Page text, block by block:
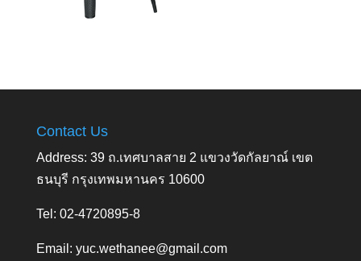
Contact Us
Address: 39 ถ.เทศบาลสาย 2 แขวงวัดกัลยาณ์ เขต
ธนบุรี กรุงเทพมหานคร 10600
Tel: 02-4720895-8
Email: yuc.wethanee@gmail.com